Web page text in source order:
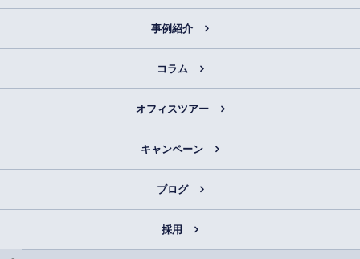
事例紹介
コラム
オフィスツアー
キャンペーン
ブログ
採用